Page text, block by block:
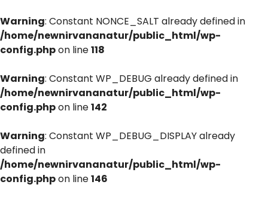
Warning: Constant NONCE_SALT already defined in
/home/newnirvananatur/public_html/wp-
config.phpon line118
Warning: Constant WP_DEBUG already defined in
/home/newnirvananatur/public_html/wp-
config.phpon line142
Warning: Constant WP_DEBUG_DISPLAY already
defined in
/home/newnirvananatur/public_html/wp-
config.phpon line146